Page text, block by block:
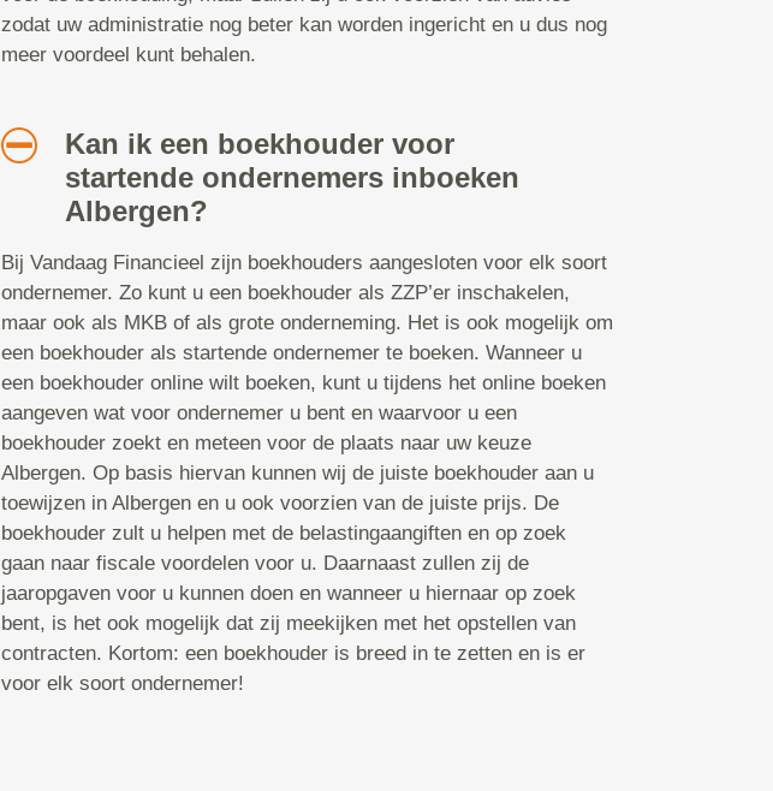
zodat uw administratie nog beter kan worden ingericht en u dus nog
meer voordeel kunt behalen.
Kan ik een boekhouder voor
startende ondernemers inboeken
Albergen?
Bij Vandaag Financieel zijn boekhouders aangesloten voor elk soort
ondernemer. Zo kunt u een boekhouder als ZZP’er inschakelen,
maar ook als MKB of als grote onderneming. Het is ook mogelijk om
een boekhouder als startende ondernemer te boeken. Wanneer u
een boekhouder online wilt boeken, kunt u tijdens het online boeken
aangeven wat voor ondernemer u bent en waarvoor u een
boekhouder zoekt en meteen voor de plaats naar uw keuze
Albergen. Op basis hiervan kunnen wij de juiste boekhouder aan u
toewijzen in Albergen en u ook voorzien van de juiste prijs. De
boekhouder zult u helpen met de belastingaangiften en op zoek
gaan naar fiscale voordelen voor u. Daarnaast zullen zij de
jaaropgaven voor u kunnen doen en wanneer u hiernaar op zoek
bent, is het ook mogelijk dat zij meekijken met het opstellen van
contracten. Kortom: een boekhouder is breed in te zetten en is er
voor elk soort ondernemer!